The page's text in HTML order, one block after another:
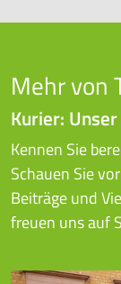
Mehr von
Kurier:
Kennen Sie
Schauen Sie
Beiträge und
freuen uns auf